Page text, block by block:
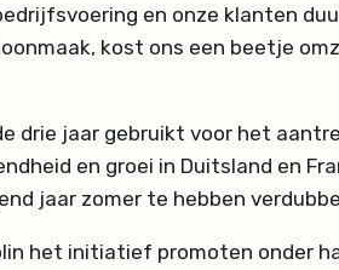
en onze klanten
kost ons een beetje
drie jaar gebruikt voor het
en groei in Duitsland en
jaar zomer te hebben
het initiatief promoten onder